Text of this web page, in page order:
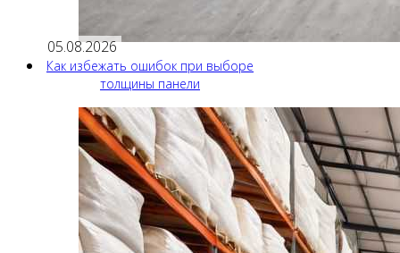
05.08.2026
Как избежать ошибок при выборе
толщины панели